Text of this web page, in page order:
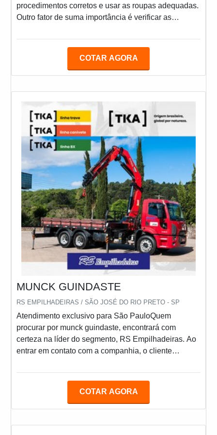
e qualidade para os clientes.QUALIDADES E
PONTOS FORTES DA EMPRESAApenas na RS
melhor em guindastes e empilhadeiras. Líder em
qualidade, a empresa oferece uma variedade de
itens como cesta aérea articulada e guindaste
assertividade.Para uma maior satisfação dos
clientes, a empresa busca investir nos melhores
profissionais do mercado, e em instalações
modernas, garantindo assim, confiabilidade e boa
cotação no mercado.A RS Empilhadeiras é uma
empresa que tem despontado no mercado pela
idoneidade em tudo que faz, o que garante o sucesso
dos clientes de ponta a ponta.
procedimentos corretos e usar as roupas adequadas.
Outro fator de suma importância é verificar as
ser ferramentas isoladas e de alta
tem cabos de borracha ou de plástico. Isso não é a
COTAR AGORA
MUNCK GUINDASTE
RS EMPILHADEIRAS / SÃO JOSÉ DO RIO PRETO - SP
Atendimento exclusivo para São PauloQuem
procurar por munck guindaste, encontrará com
certeza na líder do segmento, RS Empilhadeiras. Ao
entrar em contato com a companhia, o cliente
dúvidas, além de encontrar qualidade e preço justo
guindaste uma empresa responsável, encontra o site
COTAR AGORA